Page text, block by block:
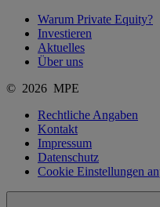
Warum Private Equity?
Investieren
Aktuelles
Über uns
© 2026 MPE
Rechtliche Angaben
Kontakt
Impressum
Datenschutz
Cookie Einstellungen